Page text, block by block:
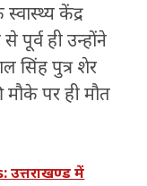
केंद्र
पूर्व ही उन्होंने
सिंह पुत्र शेर
मौके पर ही मौत
में